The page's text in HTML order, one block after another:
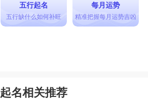
五行起名
五行缺什么如何补旺
每月运势
精准把握每月运势吉凶
起名相关推荐